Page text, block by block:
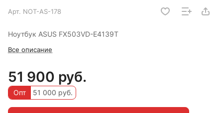
Арт. NOT-AS-178
Ноутбук ASUS FX503VD-E4139T
Все описание
51 900 руб.
Опт 51 000 руб.